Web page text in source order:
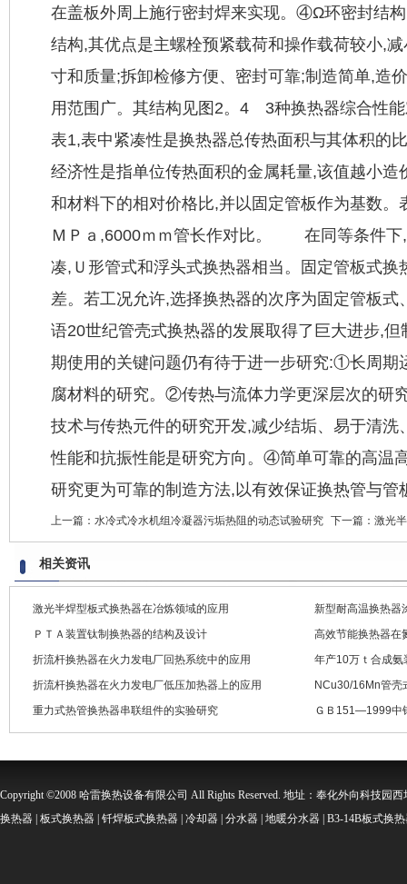
在盖板外周上施行密封焊来实现。④Ω环密封结
结构,其优点是主螺栓预紧载荷和操作载荷较小,
寸和质量;拆卸检修方便、密封可靠;制造简单,造
用范围广。其结构见图2。4 3种换热器综合性
表1,表中紧凑性是换热器总传热面积与其体积的
经济性是指单位传热面积的金属耗量,该值越小造
和材料下的相对价格比,并以固定管板作为基数。
ＭＰａ,6000ｍｍ管长作对比。 在同等条件下,
凑,Ｕ形管式和浮头式换热器相当。固定管板式换
差。若工况允许,选择换热器的次序为固定管板
语20世纪管壳式换热器的发展取得了巨大进步,
期使用的关键问题仍有待于进一步研究:①长周期
腐材料的研究。②传热与流体力学更深层次的研
技术与传热元件的研究开发,减少结垢、易于清洗
性能和抗振性能是研究方向。④简单可靠的高温
研究更为可靠的制造方法,以有效保证换热管与管
上一篇： 水冷式冷水机组冷凝器污垢热阻的动态试验研究 下一篇： 激光
相关资讯
激光半焊型板式换热器在冶炼领域的应用
新型耐高温换热器
ＰＴＡ装置钛制换热器的结构及设计
高效节能换热器在
折流杆换热器在火力发电厂回热系统中的应用
年产10万ｔ合成氨
折流杆换热器在火力发电厂低压加热器上的应用
NCu30/16Mn管壳
重力式热管换热器串联组件的实验研究
ＧＢ151—1999中
Copyright ©2008 哈雷换热设备有限公司 All Rights Reserved. 地址：奉化外向科技园
换热器 | 板式换热器 | 钎焊板式换热器 | 冷却器 | 分水器 | 地暖分水器 | B3-14B板式换